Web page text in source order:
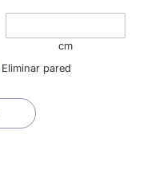
cm
Eliminar pared